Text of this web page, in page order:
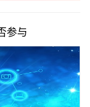
参与